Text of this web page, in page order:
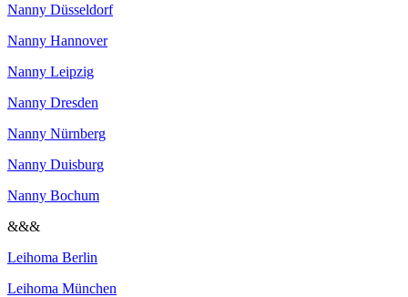
Nanny Düsseldorf
Nanny Hannover
Nanny Leipzig
Nanny Dresden
Nanny Nürnberg
Nanny Duisburg
Nanny Bochum
&&&
Leihoma Berlin
Leihoma München